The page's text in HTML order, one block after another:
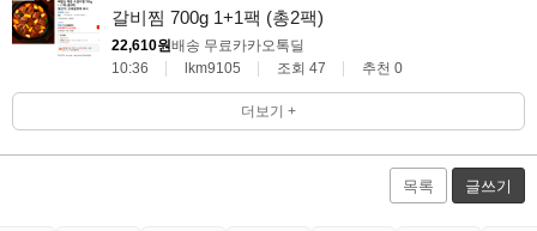
갈비찜 700g 1+1팩 (총2팩)
22,610원배송 무료카카오톡딜
10:36
lkm9105 조회 47 추천 0
더보기 +
목록 글쓰기